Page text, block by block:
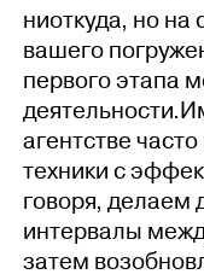
ниоткуда, но на
вашего
первого этапа
агентстве
техники с
говоря, делаем
интервалы
затем